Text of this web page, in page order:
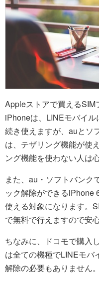
Appleストアで買えるSIM
iPhoneは、LINEモバイ
続き使えますが、auとソ
は、テザリング機能が使
ング機能を使わない人は
また、au・ソフトバンク
ック解除ができるiPhone
使える対象になります。
で無料で行えますので安
ちなみに、ドコモで購入
は全ての機種でLINEモバ
解除の必要もありません。